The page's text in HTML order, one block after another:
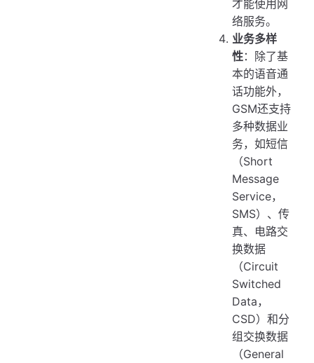
才能使用网
络服务。
业务多样
性：除了基
本的语音通
话功能外，
GSM还支持
多种数据业
务，如短信
（Short
Message
Service，
SMS）、传
真、电路交
换数据
（Circuit
Switched
Data，
CSD）和分
组交换数据
（General